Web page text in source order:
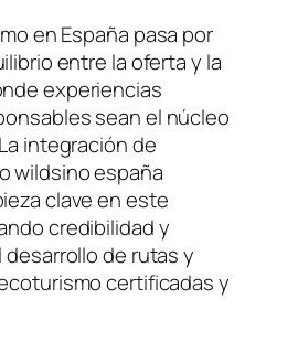
en España pasa por
entre la oferta y la
experiencias
sean el núcleo
integración de
wildsino españa
clave en este
credibilidad y
de rutas y
certificadas y